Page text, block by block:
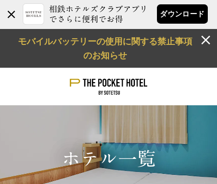
相鉄ホテルズクラブアプリ
でさらに便利でお得
ダウンロード
モバイルバッテリーの使用に関する禁止事項
のお知らせ
ホテル一覧